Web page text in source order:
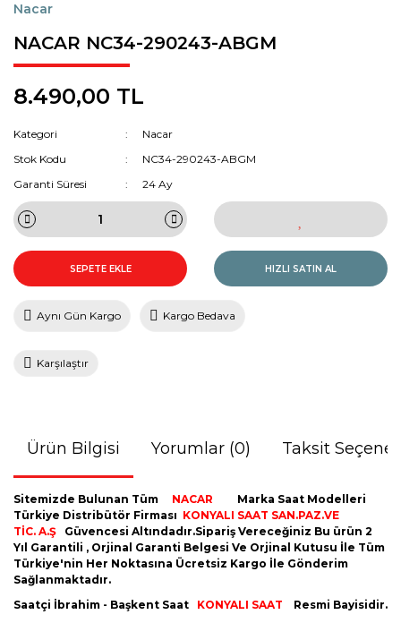
Nacar
NACAR NC34-290243-ABGM
8.490,00 TL
Kategori
Nacar
Stok Kodu
NC34-290243-ABGM
Garanti Süresi
24 Ay
SEPETE EKLE HIZLI SATIN AL
Aynı Gün Kargo Kargo Bedava
Karşılaştır
Ürün Bilgisi Yorumlar (0) Taksit
Sitemizde Bulunan Tüm NACAR
Marka Saat Modelleri
Türkiye Distribütör Firması KONYALI SAAT SAN.PAZ.VE
TİC. A.Ş
Güvencesi Altındadır.Sipariş Vereceğiniz Bu ürün 2
Yıl Garantili , Orjinal Garanti Belgesi Ve Orjinal Kutusu İle Tüm
Türkiye'nin Her Noktasına Ücretsiz Kargo İle Gönderim
Sağlanmaktadır.
Saatçi İbrahim - Başkent Saat KONYALI SAAT Resmi Bayisidir.